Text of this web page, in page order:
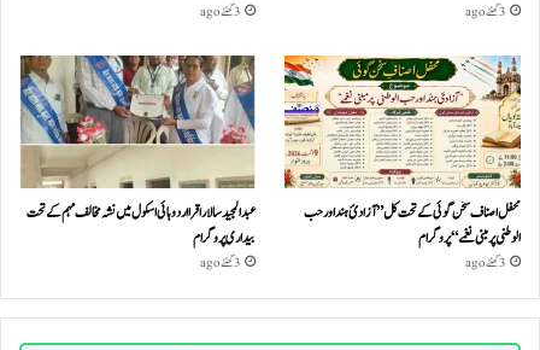
3 گھنٹے ago 3 گھنٹے ago
محفل اصناف سخن گوئی کے تحت کل ”آزادئ ہند اور حب
الوطنی پر مبنی نغمے“پروگرام
3 گھنٹے ago
عبدالمجید سالار اقرا اردو ہائی اسکول میں نشہ مخالف مہم کے تحت
بیداری پروگرام
3 گھنٹے ago